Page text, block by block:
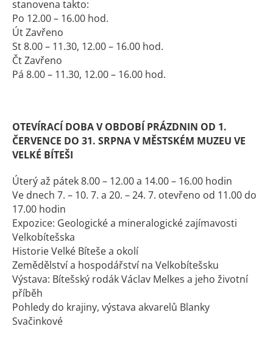
stanovena takto:
Po 12.00 – 16.00 hod.
Út Zavřeno
St 8.00 – 11.30, 12.00 – 16.00 hod.
Čt Zavřeno
Pá 8.00 – 11.30, 12.00 – 16.00 hod.
OTEVÍRACÍ DOBA V OBDOBÍ PRÁZDNIN OD 1.
ČERVENCE DO 31. SRPNA V MĚSTSKÉM MUZEU VE
VELKÉ BÍTEŠI
Úterý až pátek 8.00 – 12.00 a 14.00 – 16.00 hodin
Ve dnech 7. – 10. 7. a 20. – 24. 7. otevřeno od 11.00 do
17.00 hodin
Expozice: Geologické a mineralogické zajímavosti
Velkobítešska
Historie Velké Bíteše a okolí
Zemědělství a hospodářství na Velkobítešsku
Výstava: Bítešský rodák Václav Melkes a jeho životní
příběh
Pohledy do krajiny, výstava akvarelů Blanky
Svačinkové